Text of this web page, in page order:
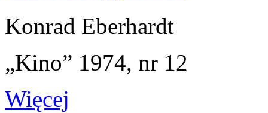
Konrad Eberhardt
„Kino” 1974, nr 12
Więcej